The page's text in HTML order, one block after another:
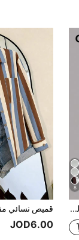
8
Calvaya المرأة ذات الحجم الكبير ملابس علوية ملابس علوية كاجوال قطني أساسي بتطريز دانتيل حول الرقبة المستديرة للصيف
JOD6.00